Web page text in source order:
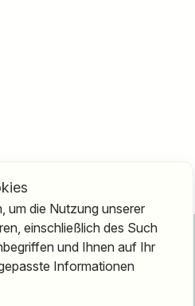
finden
um die Nutzung unserer
einschließlich des Such
und Ihnen auf Ihr
Informationen